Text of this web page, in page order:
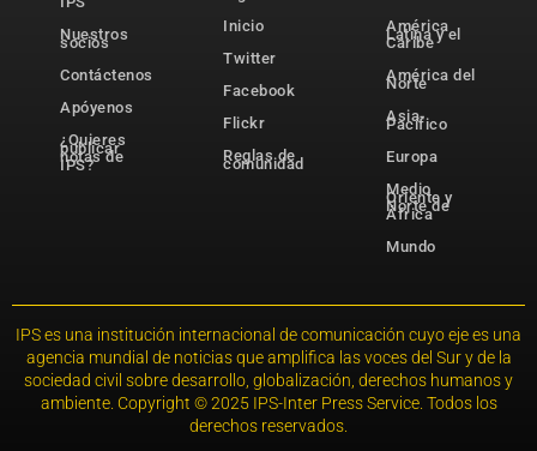
Nuestros
socios
Contáctenos
Apóyenos
¿Quieres
publicar
notas de
IPS?
Inicio
Twitter
Facebook
Flickr
Reglas de
comunidad
América
Latina y el
Caribe
América del
Norte
Asia-
Pacífico
Europa
Medio
Oriente y
Norte de
África
Mundo
IPS es una institución internacional de comunicación cuyo eje es una
agencia mundial de noticias que amplifica las voces del Sur y de la
sociedad civil sobre desarrollo, globalización, derechos humanos y
ambiente. Copyright © 2025 IPS-Inter Press Service. Todos los
derechos reservados.